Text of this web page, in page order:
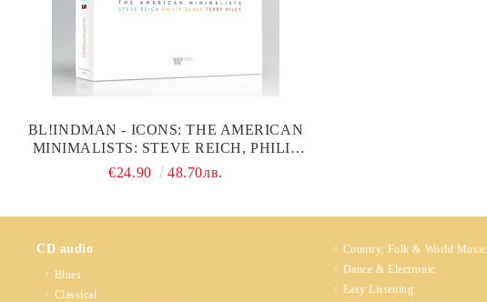
BL!INDMAN - ICONS: THE AMERICAN
MINIMALISTS: STEVE REICH, PHILIP
GLASS, TERRY RILEY (3CD)
€24.90 48.70лв.
CD audio
Blues
Classical
Country, Folk & World Music
Dance & Electronic
Easy Listening